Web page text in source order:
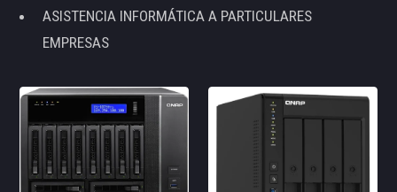
ASISTENCIA INFORMÁTICA A PARTICULARES
EMPRESAS